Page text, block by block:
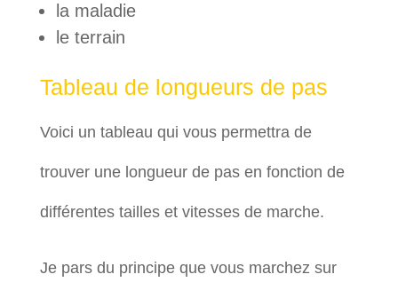
la maladie
le terrain
Tableau de longueurs de pas
Voici un tableau qui vous permettra de
trouver une longueur de pas en fonction de
différentes tailles et vitesses de marche.
Je pars du principe que vous marchez sur